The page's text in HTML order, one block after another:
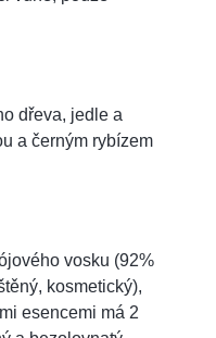
dřeva, jedle a
a černým rybízem
vosku (92%
kosmetický),
esencemi má 2